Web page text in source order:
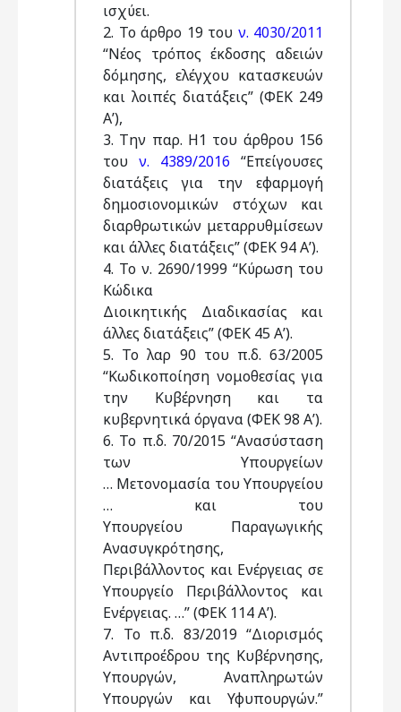
ισχύει.
2. Το άρθρο 19 του ν. 4030/2011
“Νέος τρόπος έκδοσης αδειών
δόμησης, ελέγχου κατασκευών
και λοιπές διατάξεις” (ΦΕΚ 249
Α’),
3. Την παρ. Η1 του άρθρου 156
του ν. 4389/2016 “Επείγουσες
διατάξεις για την εφαρμογή
δημοσιονομικών στόχων και
διαρθρωτικών μεταρρυθμίσεων
και άλλες διατάξεις” (ΦΕΚ 94 Α’).
4. Το ν. 2690/1999 “Κύρωση του
Κώδικα
Διοικητικής Διαδικασίας και
άλλες διατάξεις” (ΦΕΚ 45 Α’).
5. Το λαρ 90 του π.δ. 63/2005
“Κωδικοποίηση νομοθεσίας για
την Κυβέρνηση και τα
κυβερνητικά όργανα (ΦΕΚ 98 Α’).
6. Το π.δ. 70/2015 “Ανασύσταση
των Υπουργείων
… Μετονομασία του Υπουργείου
… και του
Υπουργείου Παραγωγικής
Ανασυγκρότησης,
Περιβάλλοντος και Ενέργειας σε
Υπουργείο Περιβάλλοντος και
Ενέργειας. …” (ΦΕΚ 114 Α’).
7. Το π.δ. 83/2019 “Διορισμός
Αντιπροέδρου της Κυβέρνησης,
Υπουργών, Αναπληρωτών
Υπουργών και Υφυπουργών.”